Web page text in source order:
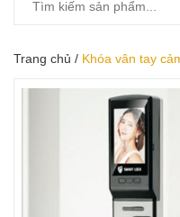
Trang chủ / Khóa vân tay